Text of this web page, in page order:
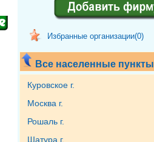
Избранные организации(0)
Все населенные пункты
Куровское г.
Москва г.
Рошаль г.
Шатура г.